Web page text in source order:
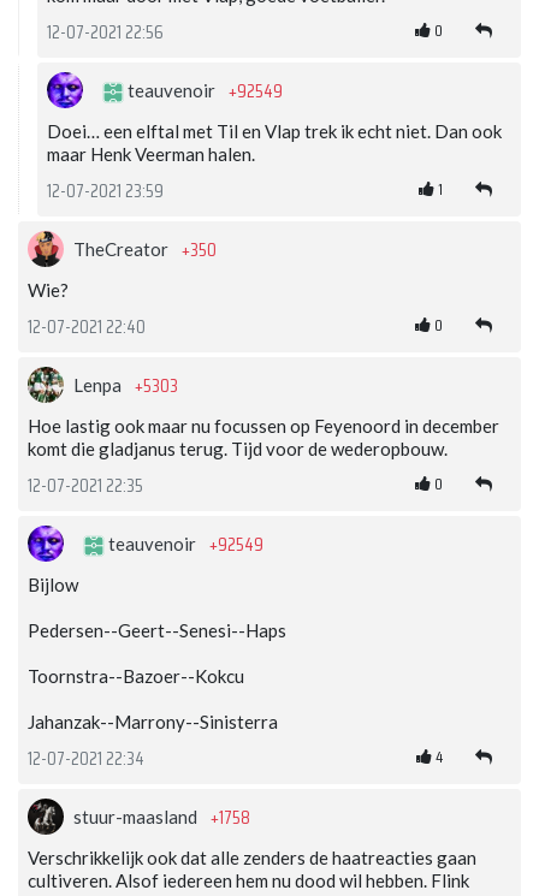
12-07-2021 22:56 0
teauvenoir +92549
Doei… een elftal met Til en Vlap trek ik echt niet. Dan ook
maar Henk Veerman halen.
12-07-2021 23:59 1
TheCreator +350
Wie?
12-07-2021 22:40 0
Lenpa +5303
Hoe lastig ook maar nu focussen op Feyenoord in december
komt die gladjanus terug. Tijd voor de wederopbouw.
12-07-2021 22:35 0
teauvenoir +92549
Bijlow
Pedersen--Geert--Senesi--Haps
Toornstra--Bazoer--Kokcu
Jahanzak--Marrony--Sinisterra
12-07-2021 22:34 4
stuur-maasland +1758
Verschrikkelijk ook dat alle zenders de haatreacties gaan
cultiveren. Alsof iedereen hem nu dood wil hebben. Flink